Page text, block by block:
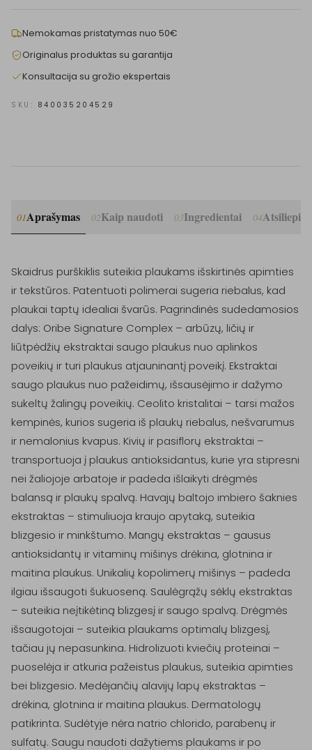
Nemokamas pristatymas nuo 50€
Originalus produktas su garantija
Konsultacija su grožio ekspertais
SKU: 840035204529
01Aprašymas 02Kaip naudoti 03Ingredientai 04
Skaidrus purškiklis suteikia plaukams išskirtinės apimties
ir tekstūros. Patentuoti polimerai sugeria riebalus, kad
plaukai taptų idealiai švarūs. Pagrindinės sudedamosios
dalys: Oribe Signature Complex – arbūzų, ličių ir
liūtpėdžių ekstraktai saugo plaukus nuo aplinkos
poveikių ir turi plaukus atjauninantį poveikį. Ekstraktai
saugo plaukus nuo pažeidimų, išsausėjimo ir dažymo
sukeltų žalingų poveikių. Ceolito kristalitai – tarsi mažos
kempinės, kurios sugeria iš plaukų riebalus, nešvarumus
ir nemalonius kvapus. Kivių ir pasiflorų ekstraktai –
transportuoja į plaukus antioksidantus, kurie yra stipresni
nei žaliojoje arbatoje ir padeda išlaikyti drėgmės
balansą ir plaukų spalvą. Havajų baltojo imbiero šaknies
ekstraktas – stimuliuoja kraujo apytaką, suteikia
blizgesio ir minkštumo. Mangų ekstraktas – gausus
antioksidantų ir vitaminų mišinys drėkina, glotnina ir
maitina plaukus. Unikalių kopolimerų mišinys – padeda
ilgiau išsaugoti šukuoseną. Saulėgrąžų sėklų ekstraktas
– suteikia neįtikėtiną blizgesį ir saugo spalvą. Drėgmės
išsaugotojai – suteikia plaukams optimalų blizgesį,
tačiau jų nepasunkina. Hidrolizuoti kviečių proteinai –
puoselėja ir atkuria pažeistus plaukus, suteikia apimties
bei blizgesio. Medėjančių alavijų lapų ekstraktas –
drėkina, glotnina ir maitina plaukus. Dermatologų
patikrinta. Sudėtyje nėra natrio chlorido, parabenų ir
sulfatų. Saugu naudoti dažytiems plaukams ir po